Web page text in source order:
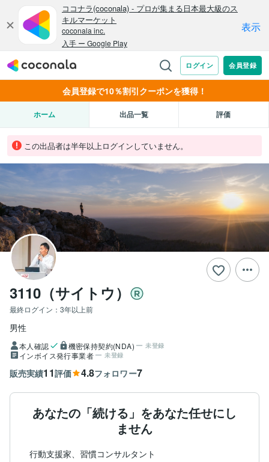
会員登録で10％割引クーポンを獲得！
ホーム 出品一覧 評価
この出品者は半年以上ログインしていません。
3110（サイトウ）
最終ログイン： 3年以上前
男性
本人確認 機密保持契約(NDA) 未登録
インボイス発行事業者 未登録
販売実績11評価 4.8フォロワー7
あなたの「続ける」をあなた任せにし
ません
行動支援家、習慣コンサルタント